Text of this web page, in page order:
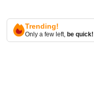
Trending!
Only a few left,be quick!